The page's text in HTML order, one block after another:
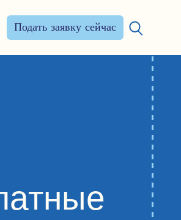
Подать заявку сейчас
Искать: